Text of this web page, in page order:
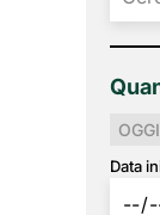
OGGI
Data